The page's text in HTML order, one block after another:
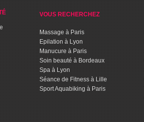
VOUS RECHERCHEZ
Massage à Paris
Epilation à Lyon
Manucure à Paris
Soin beauté à Bordeaux
Spa à Lyon
Séance de Fitness à Lille
Sport Aquabiking à Paris